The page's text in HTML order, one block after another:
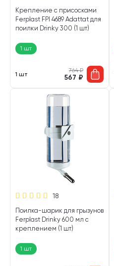
Крепление с присосками
Ferplast FPI 4689 Adattat для
поилки Drinky 300 (1 шт)
1 шт
1 шт
764₽
567 ₽
18
Поилка-шарик для грызунов
Ferplast Drinky 600 мл с
креплением (1 шт)
1 шт